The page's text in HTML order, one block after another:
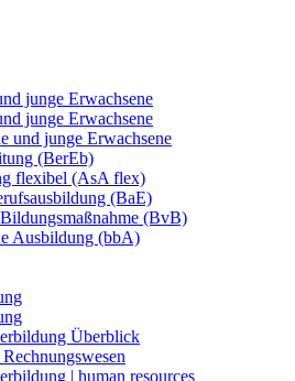
junge Erwachsene
junge Erwachsene
und junge Erwachsene
(BerEb)
flexibel (AsA flex)
(BaE)
(BvB)
Ausbildung (bbA)
Überblick
| human resources